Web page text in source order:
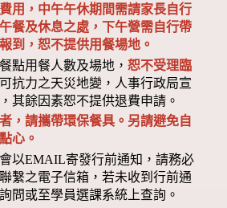
用，中午午休期間需請家長自行
餐及休息之處，下午營需自行帶
到，恕不提供用餐場地。
點用餐人數及場地，恕不受理臨
抗力之天災地變，人事行政局宣
其餘因素恕不提供退費申請。
，請攜帶環保餐具。另請避免自
心。
以EMAIL寄發行前通知，請務必
繫之電子信箱，若未收到行前通
問或至學員選課系統上查詢。